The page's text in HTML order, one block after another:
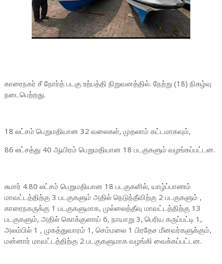
காரைநகர் சீ நோர்த் படகு உற்பத்தி நிறுவனத்தில். நேற்று (18) நிகழ்வு
நடைபெற்றது.
18 லட்சம் பெறுமதியான 32 வலைகள், முதலாம் கட்டமாகவும்,
86 லட்சத்து 40 ஆயிரம் பெறுமதியான 18 படகுகளும் வழங்கப்பட்டன.
சுமார் 4.80 லட்சம் பெறுமதியான 18 படகுகளில், யாழ்ப்பாணம்
மாவட்டத்திற்கு 3 படகுகளும் அதில் நெடுந்தீவிற்கு 2 படகுகளும் ,
காரைநகருக்கு 1 படகுகளுமாக, முல்லைத்தீவு மாவட்டத்திற்கு 13
படகுகளும், அதில் கொக்குளாய் 6, நாயாறு 3, பெரிய கருப்பட்டி 1,
அலம்பில் 1 , முகத்துவாரம் 1, செம்மலை 1 பிரதேச மீனவர்களுக்கும்,
மன்னார் மாவட்டத்திற்கு 2 படகுகளுமாக வழங்கி வைக்கப்பட்டன.